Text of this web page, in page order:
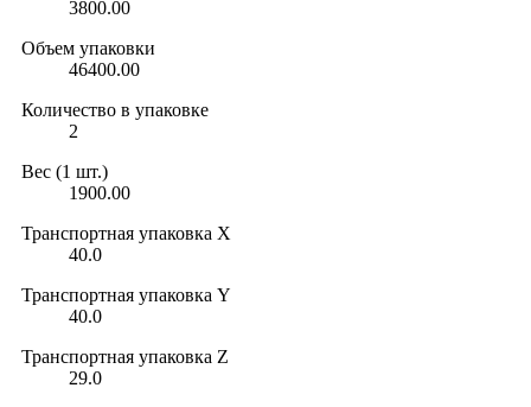
3800.00
Объем упаковки
46400.00
Количество в упаковке
2
Вес (1 шт.)
1900.00
Транспортная упаковка X
40.0
Транспортная упаковка Y
40.0
Транспортная упаковка Z
29.0